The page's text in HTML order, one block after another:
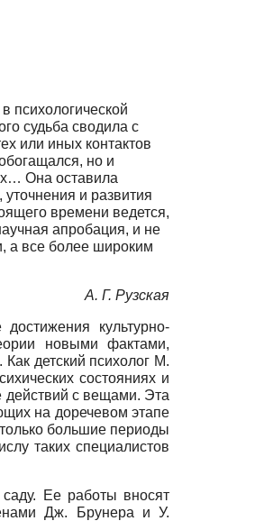
психологической
судьба сводила с
или иных контактов
но и
Она оставила
и развития
времени ведется,
апробация, и не
а все более широким
А. Г. Рузская
культурно-
новыми фактами,
детский психолог М.
состояниях и
действий с вещами. Эта
на доречевом этапе
большие периоды
таких специалистов
Ее работы вносят
Дж. Брунера и У.